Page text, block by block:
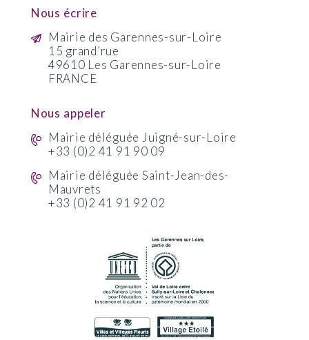
Nous écrire
Mairie des Garennes-sur-Loire
15 grand’rue
49610 Les Garennes-sur-Loire
FRANCE
Nous appeler
Mairie déléguée Juigné-sur-Loire
+33 (0)2 41 91 90 09
Mairie déléguée Saint-Jean-des-
Mauvrets
+33 (0)2 41 91 92 02